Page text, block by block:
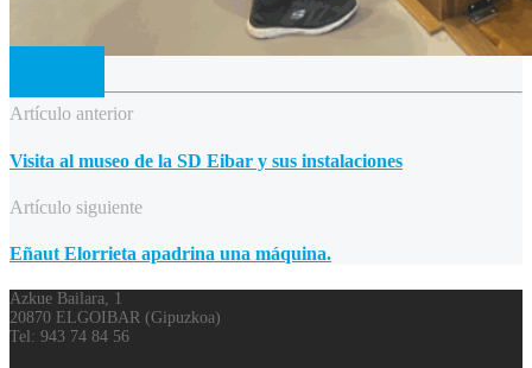
Artículo anterior
Visita al museo de la SD Eibar y sus instalaciones
Artículo siguiente
Eñaut Elorrieta apadrina una máquina.
Azkue Bailara, 1
20870 ELGOIBAR (Gipuzkoa)
Tel: 943 74 84 56